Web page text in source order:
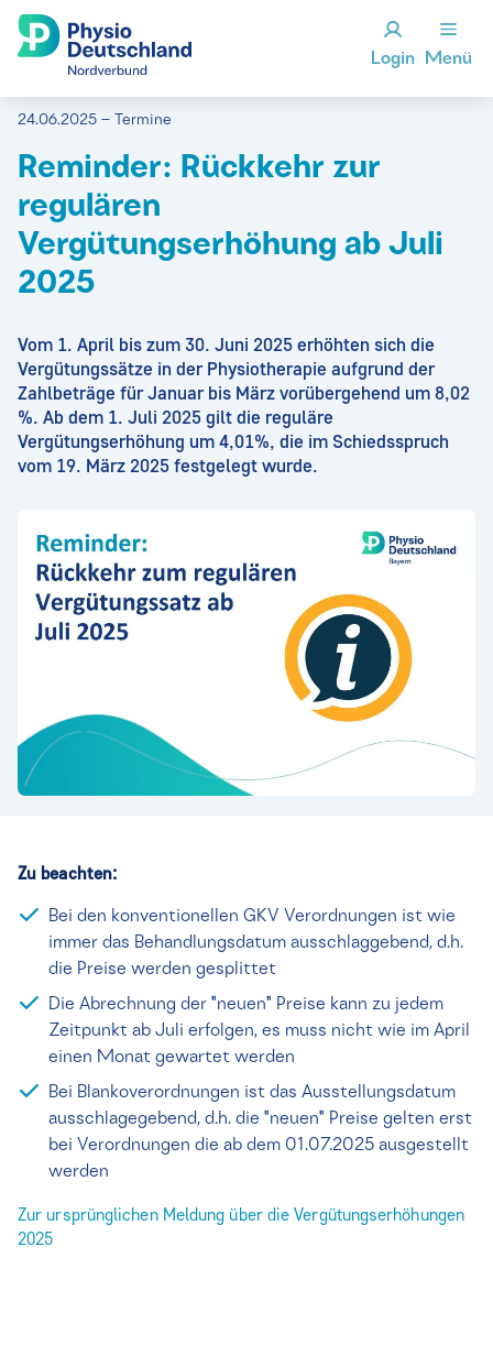
Login Menü
24.06.2025 – Termine
Reminder: Rückkehr zur
regulären
Vergütungserhöhung ab Juli
2025
Vom 1. April bis zum 30. Juni 2025 erhöhten sich die
Vergütungssätze in der Physiotherapie aufgrund der
Zahlbeträge für Januar bis März vorübergehend um 8,02
%. Ab dem 1. Juli 2025 gilt die reguläre
Vergütungserhöhung um 4,01%, die im Schiedsspruch
vom 19. März 2025 festgelegt wurde.
Zu beachten:
Bei den konventionellen GKV Verordnungen ist wie
immer das Behandlungsdatum ausschlaggebend, d.h.
die Preise werden gesplittet
Die Abrechnung der "neuen" Preise kann zu jedem
Zeitpunkt ab Juli erfolgen, es muss nicht wie im April
einen Monat gewartet werden
Bei Blankoverordnungen ist das Ausstellungsdatum
ausschlagegebend, d.h. die "neuen" Preise gelten erst
bei Verordnungen die ab dem 01.07.2025 ausgestellt
werden
Zur ursprünglichen Meldung über die Vergütungserhöhungen
2025